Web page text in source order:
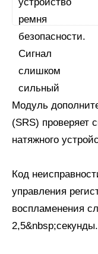
Модуль
(SRS) проверяет
натяжного
Код
управления
воспламенения
2,5&nbsp;секунды.